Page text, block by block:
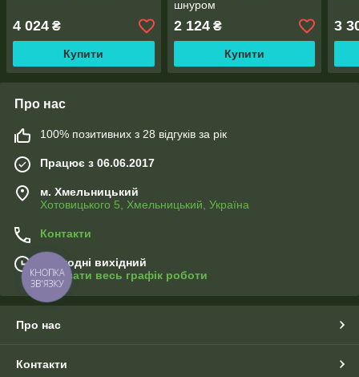
4 024 ₴
Купити
шнуром
2 124₴
Купити
3
Про нас
100% позитивних з 28 відгуків за рік
Працює з 06.06.2017
м. Хмельницький
Хотовицького 5, Хмельницький, Україна
Контакти
Сьогодні вихідний
Показати весь графік роботи
Про нас
Контакти
КНОПКА
ЗВ'ЯЗКУ